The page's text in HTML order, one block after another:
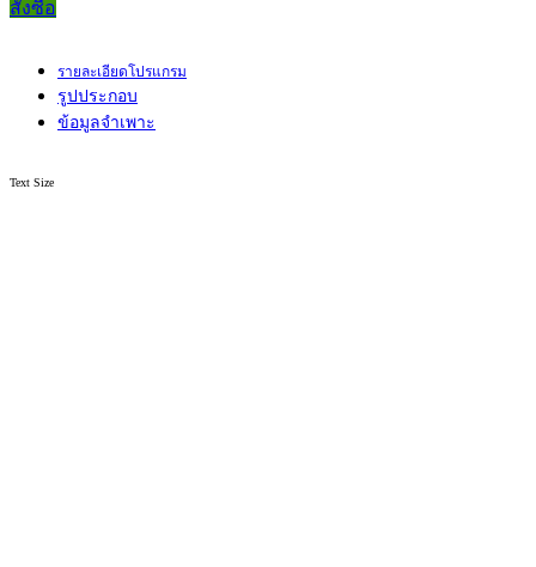
สั่งซื้อ
รายละเอียดโปรแกรม
รูปประกอบ
ข้อมูลจำเพาะ
Text Size